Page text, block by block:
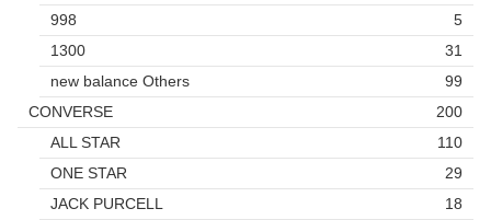
998
5
1300
31
new balance Others
99
CONVERSE
200
ALL STAR
110
ONE STAR
29
JACK PURCELL
18